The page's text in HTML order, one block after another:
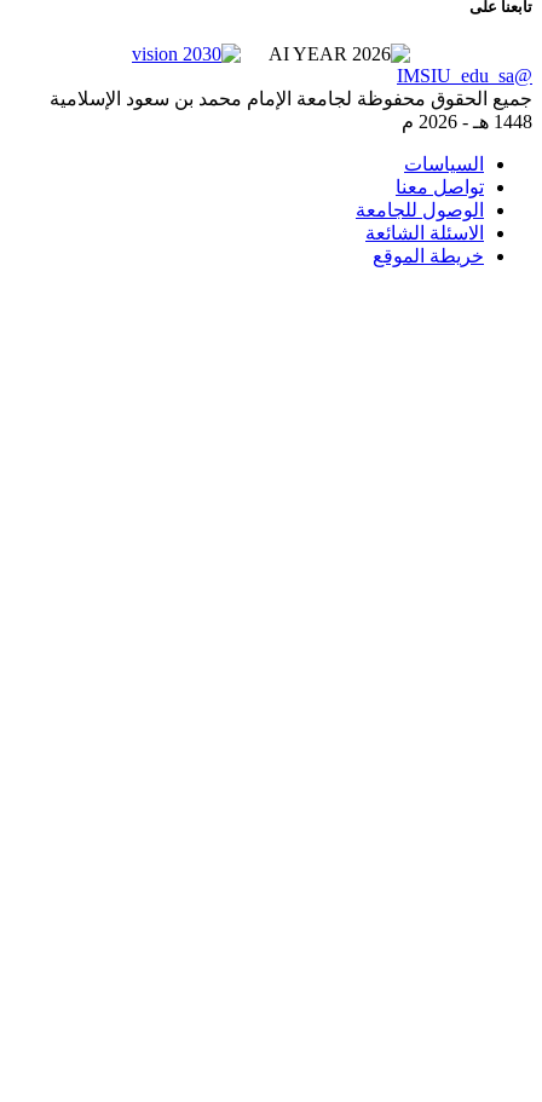
محفوظة لجامعة الإمام محمد بن سعود الإسلامية
2026 م
معنا
للجامعة
الشائعة
الموقع